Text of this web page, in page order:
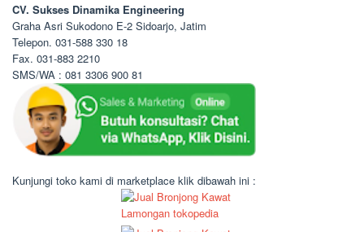
CV. Sukses Dinamika Engineering
Graha Asri Sukodono E-2 Sidoarjo, Jatim
Telepon. 031-588 330 18
Fax. 031-883 2210
SMS/WA : 081 3306 900 81
Kunjungi toko kami di marketplace klik dibawah ini :